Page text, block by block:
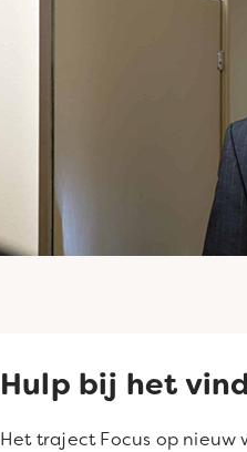
Hulp bij het
Het traject Focus op nieuw